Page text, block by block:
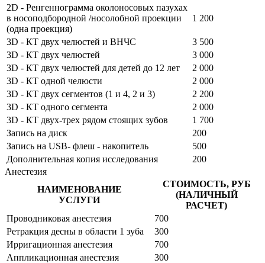
2D - Ренгеннограмма околоносовых пазухах
в носоподбородной /носолобной проекции
(одна проекция)
1 200
3D - КТ двух челюстей и ВНЧС
3 500
3D - КТ двух челюстей
3 000
3D - КТ двух челюстей для детей до 12 лет
2 000
3D - КТ одной челюсти
2 000
3D - КТ двух сегментов (1 и 4, 2 и 3)
2 200
3D - КТ одного сегмента
2 000
3D - КТ двух-трех рядом стоящих зубов
1 700
Запись на диск
200
Запись на USB- флеш - накопитель
500
Дополнительная копия исследования
200
Анестезия
НАИМЕНОВАНИЕ
УСЛУГИ
СТОИМОСТЬ, РУБ
(НАЛИЧНЫЙ
РАСЧЕТ)
Проводниковая анестезия
700
Ретракция десны в области 1 зуба
300
Ирригационная анестезия
700
Аппликационная анестезия
300